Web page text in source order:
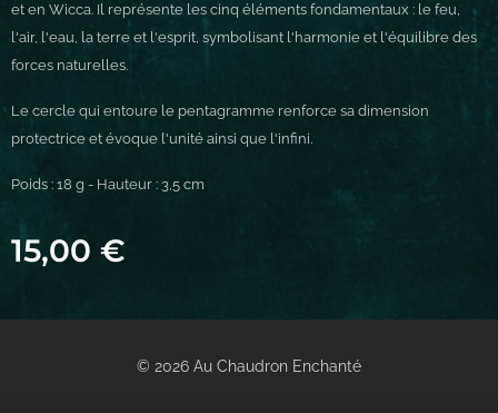
et en Wicca. Il représente les cinq éléments fondamentaux : le feu,
l'air, l'eau, la terre et l'esprit, symbolisant l'harmonie et l'équilibre des
forces naturelles.
Le cercle qui entoure le pentagramme renforce sa dimension
protectrice et évoque l'unité ainsi que l'infini.
Poids : 18 g - Hauteur : 3,5 cm
15,00 €
© 2026 Au Chaudron Enchanté